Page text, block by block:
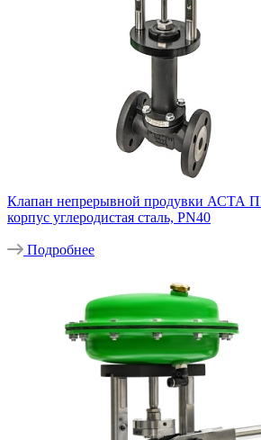
Клапан непрерывной продувки АСТА
корпус углеродистая сталь, PN40
Подробнее